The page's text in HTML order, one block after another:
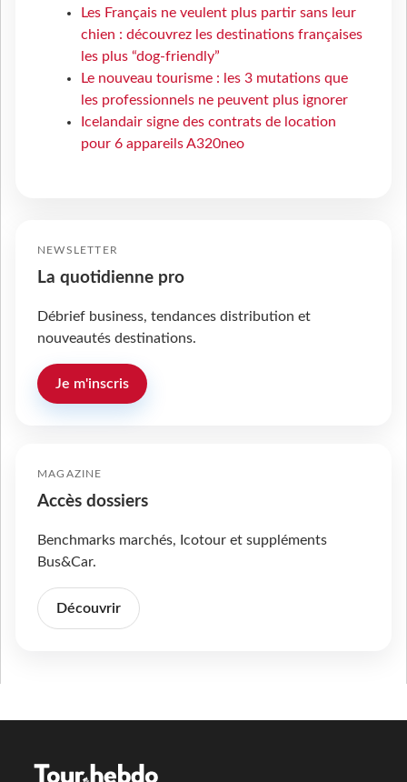
Les Français ne veulent plus partir sans leur
chien : découvrez les destinations françaises
les plus “dog-friendly”
Le nouveau tourisme : les 3 mutations que
les professionnels ne peuvent plus ignorer
Icelandair signe des contrats de location
pour 6 appareils A320neo
NEWSLETTER
La quotidienne pro
Débrief business, tendances distribution et
nouveautés destinations.
Je m'inscris
MAGAZINE
Accès dossiers
Benchmarks marchés, Icotour et suppléments
Bus&Car.
Découvrir